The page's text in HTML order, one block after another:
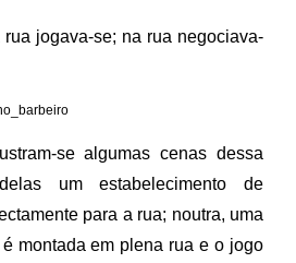
jogava-se; na rua negociava-
se algumas cenas dessa
um estabelecimento de
para a rua; noutra, uma
é montada em plena rua e o jogo